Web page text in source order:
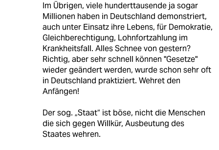
Im Übrigen, viele hunderttausende ja sogar
Millionen haben in Deutschland demonstriert,
auch unter Einsatz ihre Lebens, für Demokratie,
Gleichberechtigung, Lohnfortzahlung im
Krankheitsfall. Alles Schnee von gestern?
Richtig, aber sehr schnell können "Gesetze"
wieder geändert werden, wurde schon sehr oft
in Deutschland praktiziert. Wehret den
Anfängen!
Der sog. „Staat“ ist böse, nicht die Menschen
die sich gegen Willkür, Ausbeutung des
Staates wehren.